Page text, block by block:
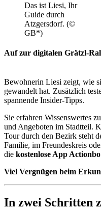
Das ist Liesi, Ihr
Guide durch
Atzgersdorf. (©
GB*)
Auf zur digitalen Grätzl-
Bewohnerin Liesi zeigt, wie
gewandelt hat. Zusätzlich
spannende Insider-Tipps.
Sie erfahren Wissenswertes
und Angeboten im Stadtteil.
Tour durch den Bezirk steht
Familie, im Freundeskreis
die kostenlose App
Viel Vergnügen beim
In zwei Schritten